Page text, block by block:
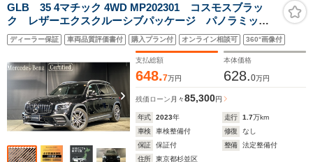
GLB 35 4マチック 4WD MP202301 コスモスブラッ
ク レザーエクスクルーシブパッケージ パノラミック
スライディングルーフ HUD 弊社下取り車 1オーナー
ディーラー保証 車両品質評価書付 購入プラン付 オンライン相談可 360°画像付
支払総額
648.7万円
本体価格
628.0万円
残価ローン 月々85,300円
年式 2023年 走行 1.7万km
車検
車検整備付 修復
なし
保証
保証付 整備
法定整備付
住所
東京都杉並区